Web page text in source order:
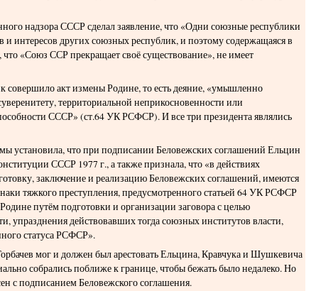
надзора СССР сделал заявление, что «Одни союзные республики
интересов других союзных республик, и поэтому содержащаяся в
«Союз ССР прекращает своё существование», не имеет
совершило акт измены Родине, то есть деяние, «умышленно
территориальной неприкосновенности или
СССР» (ст.64 УК РСФСР). И все три президента являлись
установила, что при подписании Беловежских соглашений Ельцин
СССР 1977 г., а также признала, что «в действиях
заключение и реализацию Беловежских соглашений, имеются
тяжкого преступления, предусмотренного статьей 64 УК РСФСР
путём подготовки и организации заговора с целью
упразднения действовавших тогда союзных институтов власти,
статуса РСФСР».
мог и должен был арестовать Ельцина, Кравчука и Шушкевича
собрались поближе к границе, чтобы бежать было недалеко. Но
с подписанием Беловежского соглашения.